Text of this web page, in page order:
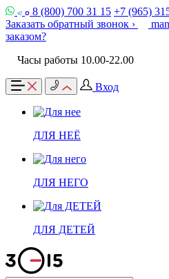
8 (800) 700 31 15 +7 (965)
Заказать обратный звонок ›
заказом?
Часы работы 10.00-22.00
Вход
ДЛЯ НЕЁ
ДЛЯ НЕГО
ДЛЯ ДЕТЕЙ